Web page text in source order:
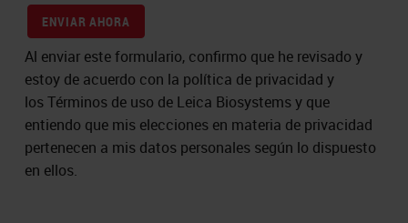
ENVIAR AHORA
Al enviar este formulario, confirmo que he revisado y
estoy de acuerdo con la política de privacidad y
los Términos de uso de Leica Biosystems y que
entiendo que mis elecciones en materia de privacidad
pertenecen a mis datos personales según lo dispuesto
en ellos.